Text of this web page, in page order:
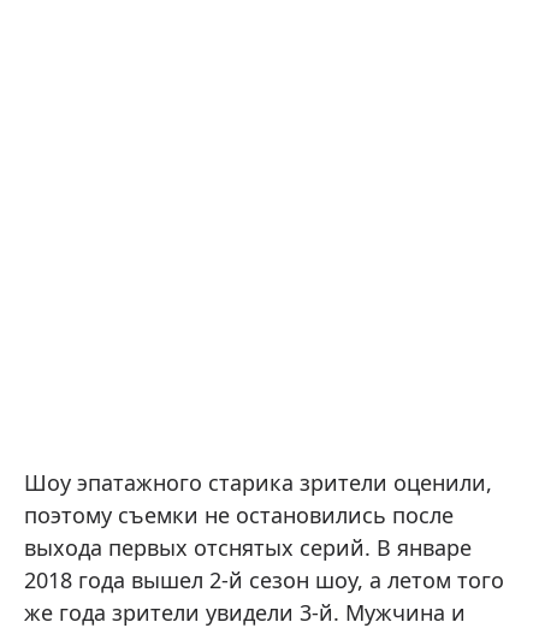
Шоу эпатажного старика зрители оценили,
поэтому съемки не остановились после
выхода первых отснятых серий. В январе
2018 года вышел 2-й сезон шоу, а летом того
же года зрители увидели 3-й. Мужчина и